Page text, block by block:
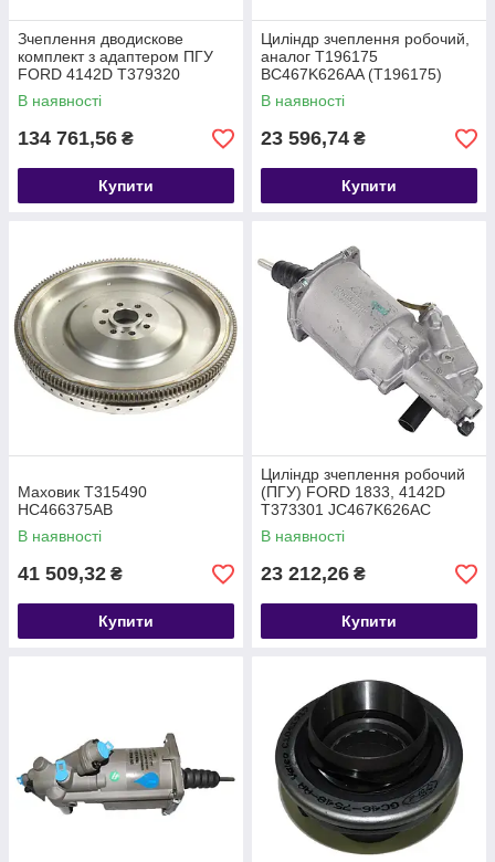
Зчеплення дводискове
комплект з адаптером ПГУ
FORD 4142D T379320
KTGC467540HC
В наявності
134 761,56 ₴
Купити
Циліндр зчеплення робочий,
аналог T196175
BC467K626AA (T196175)
BC467K626AA
В наявності
23 596,74 ₴
Купити
Маховик T315490
HC466375AB
В наявності
41 509,32 ₴
Купити
Циліндр зчеплення робочий
(ПГУ) FORD 1833, 4142D
T373301 JC467K626AC
В наявності
23 212,26 ₴
Купити